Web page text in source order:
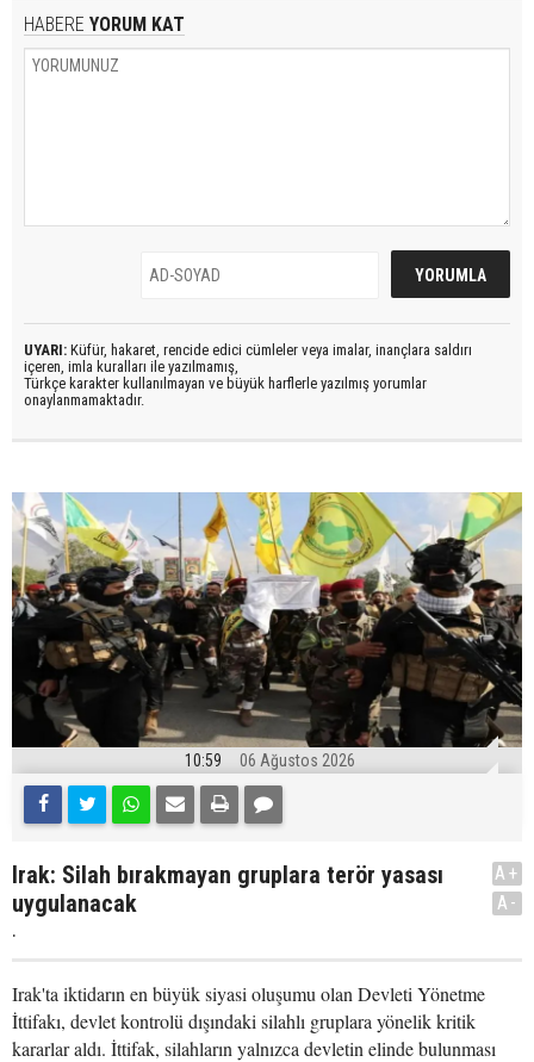
HABERE YORUM KAT
UYARI: Küfür, hakaret, rencide edici cümleler veya imalar, inançlara saldırı
içeren, imla kuralları ile yazılmamış,
Türkçe karakter kullanılmayan ve büyük harflerle yazılmış yorumlar
onaylanmamaktadır.
10:59 06 Ağustos 2026
Irak: Silah bırakmayan gruplara terör yasası
uygulanacak
.
A+
A-
Irak'ta iktidarın en büyük siyasi oluşumu olan Devleti Yönetme
İttifakı, devlet kontrolü dışındaki silahlı gruplara yönelik kritik
kararlar aldı. İttifak, silahların yalnızca devletin elinde bulunması